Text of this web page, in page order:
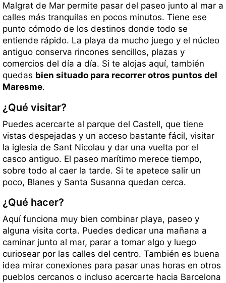
Malgrat de Mar permite pasar del paseo junto al mar a
calles más tranquilas en pocos minutos. Tiene ese
punto cómodo de los destinos donde todo se
entiende rápido. La playa da mucho juego y el núcleo
antiguo conserva rincones sencillos, plazas y
comercios del día a día. Si te alojas aquí, también
quedas bien situado para recorrer otros puntos del
Maresme.
¿Qué visitar?
Puedes acercarte al parque del Castell, que tiene
vistas despejadas y un acceso bastante fácil, visitar
la iglesia de Sant Nicolau y dar una vuelta por el
casco antiguo. El paseo marítimo merece tiempo,
sobre todo al caer la tarde. Si te apetece salir un
poco, Blanes y Santa Susanna quedan cerca.
¿Qué hacer?
Aquí funciona muy bien combinar playa, paseo y
alguna visita corta. Puedes dedicar una mañana a
caminar junto al mar, parar a tomar algo y luego
curiosear por las calles del centro. También es buena
idea mirar conexiones para pasar unas horas en otros
pueblos cercanos o incluso acercarte hacia Barcelona